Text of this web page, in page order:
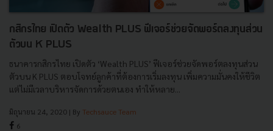
กสิกรไทย เปิดตัว Wealth PLUS ฟีเจอร์ช่วยจัดพอร์ตลงทุนส่วน
ตัวบน K PLUS
ธนาคารกสิกรไทย เปิดตัว ‘Wealth PLUS’ ฟีเจอร์ช่วยจัดพอร์ตลงทุนส่วน
ตัวบน K PLUS ตอบโจทย์ลูกค้าที่ต้องการเริ่มลงทุน เพิ่มความมั่นคงให้ชีวิต
แต่ไม่มีเวลาบริหารจัดการด้วยตนเอง ทำให้หลาย...
มิถุนายน 24, 2020 | By Techsauce Team
6